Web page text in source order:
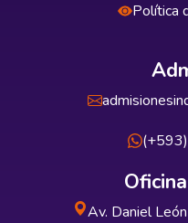
Política
Av. Daniel